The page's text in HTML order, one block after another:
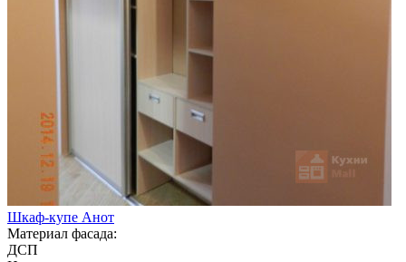
Шкаф-купе Анот
Материал фасада:
ДСП